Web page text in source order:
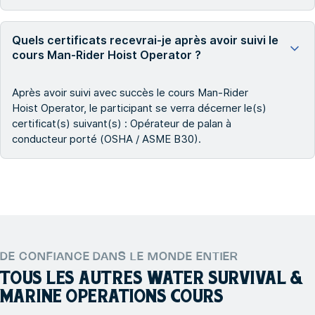
Quels certificats recevrai-je après avoir suivi le
cours Man-Rider Hoist Operator ?
Après avoir suivi avec succès le cours Man-Rider
Hoist Operator, le participant se verra décerner le(s)
certificat(s) suivant(s) : Opérateur de palan à
conducteur porté (OSHA / ASME B30).
DE CONFIANCE DANS LE MONDE ENTIER
TOUS LES AUTRES WATER SURVIVAL &
MARINE OPERATIONS COURS